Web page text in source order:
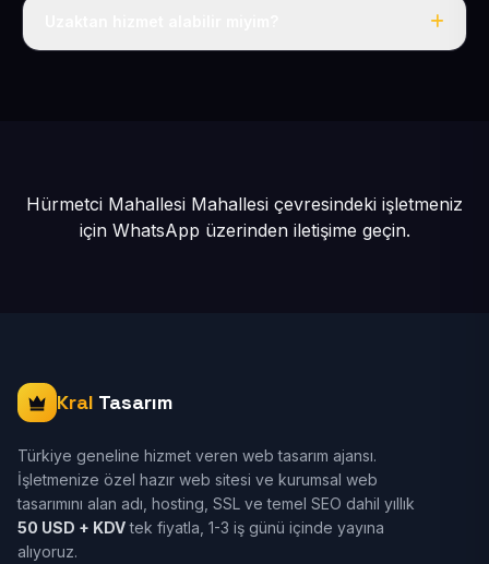
Hürmetci Mahallesi Mahallesi çevresindeki işletmeniz
için WhatsApp üzerinden iletişime geçin.
Kral Tasarım
Türkiye geneline hizmet veren web tasarım ajansı.
İşletmenize özel hazır web sitesi ve kurumsal web
tasarımını alan adı, hosting, SSL ve temel SEO dahil yıllık
50 USD + KDVtek fiyatla, 1-3 iş günü içinde yayına
alıyoruz.